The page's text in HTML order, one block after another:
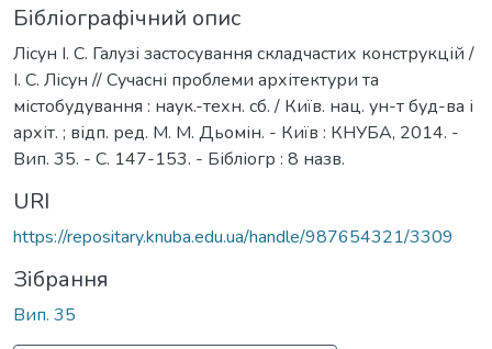
Бібліографічний опис
Лісун І. С. Галузі застосування складчастих конструкцій /
І. С. Лісун // Сучасні проблеми архітектури та
містобудування : наук.-техн. сб. / Київ. нац. ун-т буд-ва і
архіт. ; відп. ред. М. М. Дьомін. - Київ : КНУБА, 2014. -
Вип. 35. - С. 147-153. - Бібліогр : 8 назв.
URI
https://repositary.knuba.edu.ua/handle/987654321/3309
Зібрання
Вип. 35